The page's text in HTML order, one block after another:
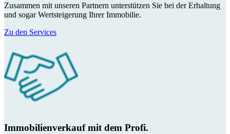
Zusammen mit unseren Partnern unterstützen Sie bei der Erhaltung
und sogar Wertsteigerung Ihrer Immobilie.
Zu den Services
Immobilienverkauf mit dem Profi.